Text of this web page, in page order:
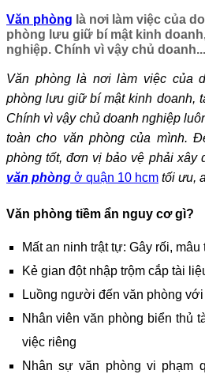
Văn phòng là nơi làm việc của
phòng lưu giữ bí mật kinh
nghiệp. Chính vì vậy chủ doanh...
Văn phòng là nơi làm việc của
phòng lưu giữ bí mật kinh doanh,
Chính vì vậy chủ doanh nghiệp
toàn cho văn phòng của mình.
phòng tốt, đơn vị bảo vệ phải xây
văn phòng ở quận 10 hcm tối ưu,
Văn phòng tiềm ẩn nguy cơ gì?
Mất an ninh trật tự: Gây rối, mâu
Kẻ gian đột nhập trộm cắp tài
Luồng người đến văn phòng
Nhân viên văn phòng biển thủ
việc riêng
Nhân sự văn phòng vi phạm